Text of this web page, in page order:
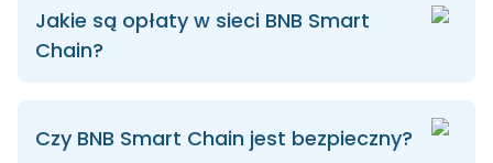
Jakie są opłaty w sieci BNB Smart
Chain?
Czy BNB Smart Chain jest bezpieczny?